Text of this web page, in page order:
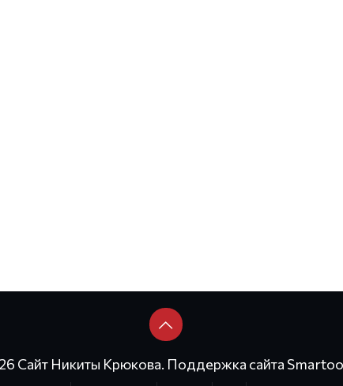
Сайт Никиты Крюкова. Поддержка сайта